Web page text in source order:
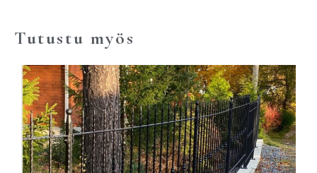
Tutustu myös